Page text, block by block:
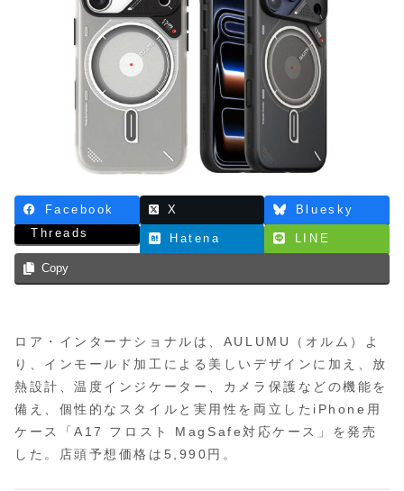
Facebook X
Bluesky
Threads
Hatena LINE
Copy
ロア・インターナショナルは、AULUMU（オルム）よ
り、インモールド加工による美しいデザインに加え、放
熱設計、温度インジケーター、カメラ保護などの機能を
備え、個性的なスタイルと実用性を両立したiPhone用
ケース「A17 フロスト MagSafe対応ケース」を発売
した。店頭予想価格は5,990円。